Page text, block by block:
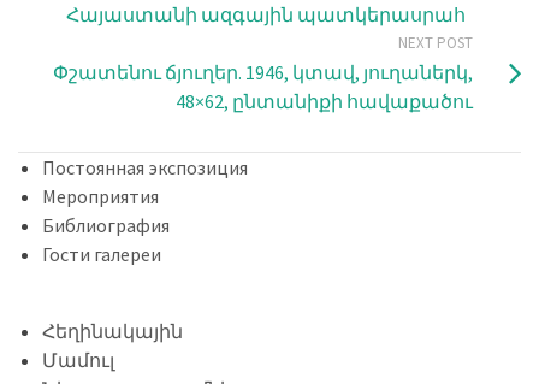
Հայաստանի ազգային պատկերասրահ
NEXT POST
Փշատենու ճյուղեր. 1946, կտավ, յուղաներկ,
48×62, ընտանիքի հավաքածու
Постоянная экспозиция
Мероприятия
Библиография
Гости галереи
Հեղինակային
Մամուլ